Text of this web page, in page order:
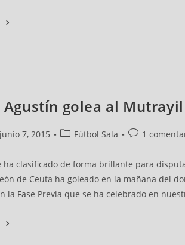
Agustín golea al
junio 7, 2015 Fútbol Sala 1
ha clasificado de forma brillante para
de Ceuta ha goleado en la mañana del
la Fase Previa que se ha celebrado en